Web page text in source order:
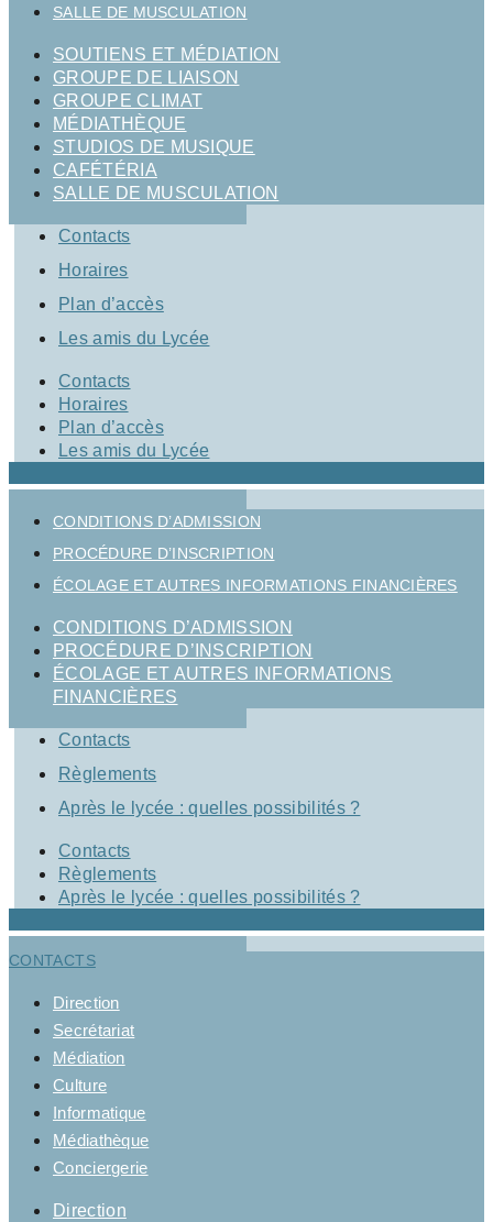
SALLE DE MUSCULATION
SOUTIENS ET MÉDIATION
GROUPE DE LIAISON
GROUPE CLIMAT
MÉDIATHÈQUE
STUDIOS DE MUSIQUE
CAFÉTÉRIA
SALLE DE MUSCULATION
Contacts
Horaires
Plan d’accès
Les amis du Lycée
Contacts
Horaires
Plan d’accès
Les amis du Lycée
CONDITIONS D’ADMISSION
PROCÉDURE D’INSCRIPTION
ÉCOLAGE ET AUTRES INFORMATIONS FINANCIÈRES
CONDITIONS D’ADMISSION
PROCÉDURE D’INSCRIPTION
ÉCOLAGE ET AUTRES INFORMATIONS
FINANCIÈRES
Contacts
Règlements
Après le lycée : quelles possibilités ?
Contacts
Règlements
Après le lycée : quelles possibilités ?
CONTACTS
Direction
Secrétariat
Médiation
Culture
Informatique
Médiathèque
Conciergerie
Direction